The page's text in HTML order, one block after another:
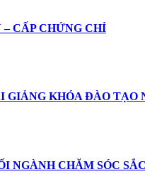
CẤP CHỨNG CHỈ
KHÓA ĐÀO TẠO
NGÀNH CHĂM SÓC